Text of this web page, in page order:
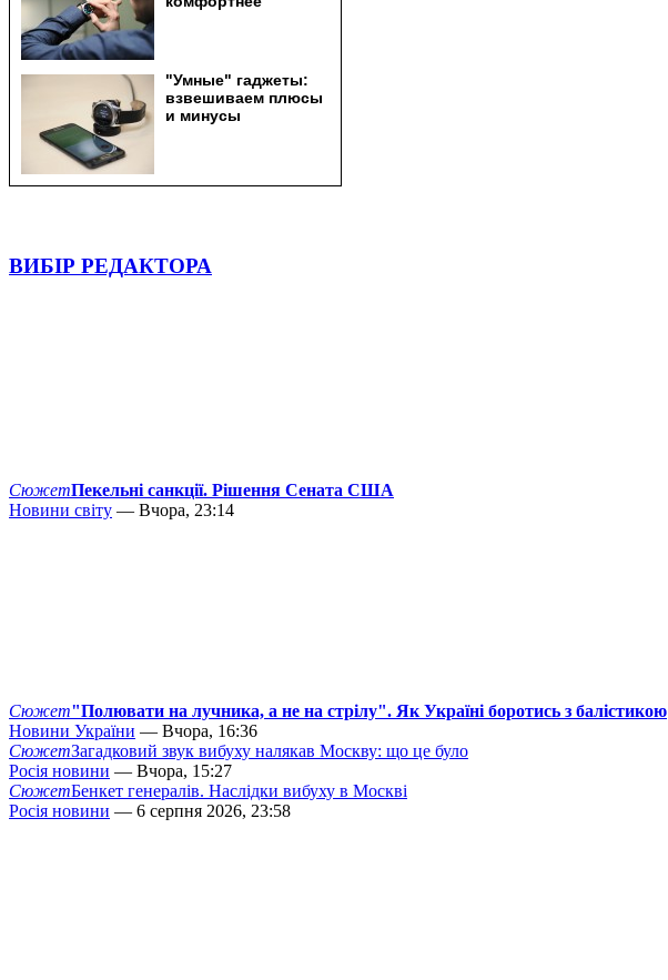
ВИБІР РЕДАКТОРА
СюжетПекельні санкції. Рішення Сената США
Новини світу — Вчора, 23:14
Сюжет"Полювати на лучника, а не на стрілу". Як Україні боротись з балістикою
Новини України — Вчора, 16:36
СюжетЗагадковий звук вибуху налякав Москву: що це було
Росія новини — Вчора, 15:27
СюжетБенкет генералів. Наслідки вибуху в Москві
Росія новини — 6 серпня 2026, 23:58